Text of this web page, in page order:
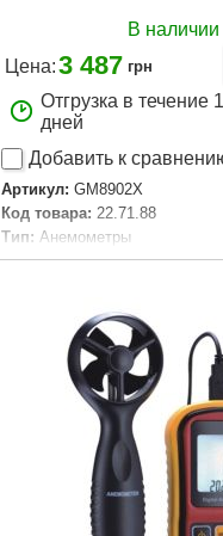
В наличии
Цена:3 487 грн
Отгрузка в течение
дней
Добавить к
Артикул: GM8902X
Код товара: 22.71.88
Тип: Анемометры
Вид анемометра:
0.01 м/с
Погрешность:
±3 %
Диапазон измерений:
0.3~45
Дополнительные измерения:
Габариты упаковки:
350 г